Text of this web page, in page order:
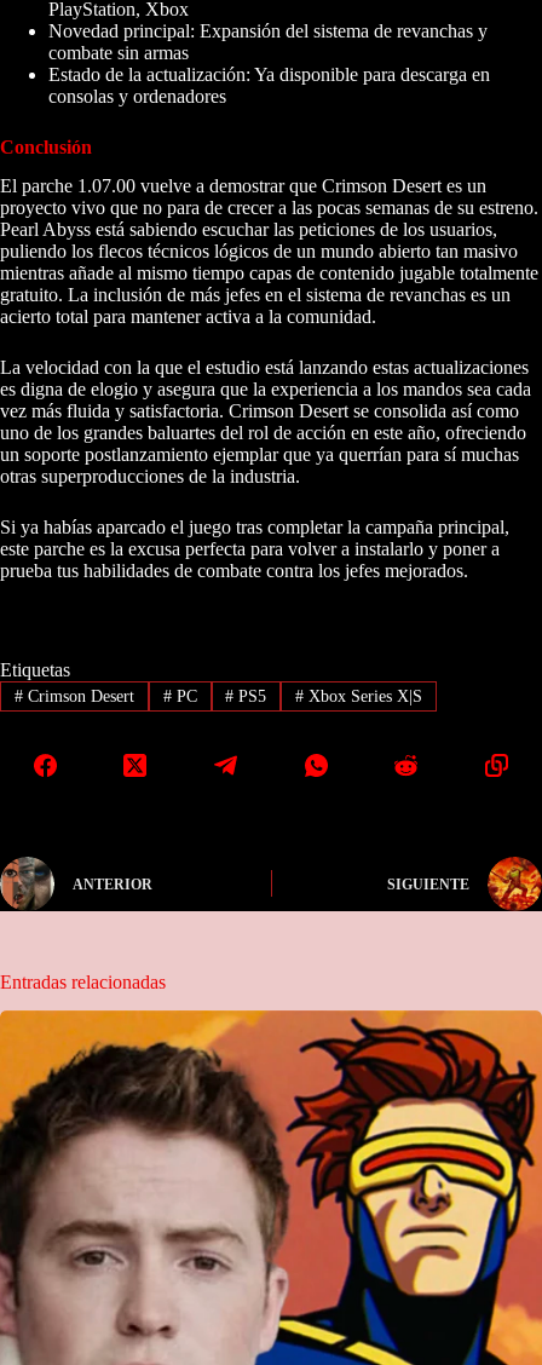
PlayStation, Xbox
Novedad principal: Expansión del sistema de revanchas y
combate sin armas
Estado de la actualización: Ya disponible para descarga en
consolas y ordenadores
Conclusión
El parche 1.07.00 vuelve a demostrar que Crimson Desert es un
proyecto vivo que no para de crecer a las pocas semanas de su estreno.
Pearl Abyss está sabiendo escuchar las peticiones de los usuarios,
puliendo los flecos técnicos lógicos de un mundo abierto tan masivo
mientras añade al mismo tiempo capas de contenido jugable totalmente
gratuito. La inclusión de más jefes en el sistema de revanchas es un
acierto total para mantener activa a la comunidad.
La velocidad con la que el estudio está lanzando estas actualizaciones
es digna de elogio y asegura que la experiencia a los mandos sea cada
vez más fluida y satisfactoria. Crimson Desert se consolida así como
uno de los grandes baluartes del rol de acción en este año, ofreciendo
un soporte postlanzamiento ejemplar que ya querrían para sí muchas
otras superproducciones de la industria.
Si ya habías aparcado el juego tras completar la campaña principal,
este parche es la excusa perfecta para volver a instalarlo y poner a
prueba tus habilidades de combate contra los jefes mejorados.
Etiquetas
#Crimson Desert #PC # PS5 # Xbox Series X|S
ANTERIOR SIGUIENTE
Entradas relacionadas